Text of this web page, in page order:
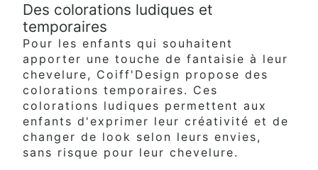
Des colorations ludiques et
temporaires
Pour les enfants qui souhaitent
apporter une touche de fantaisie à leur
chevelure, Coiff'Design propose des
colorations temporaires. Ces
colorations ludiques permettent aux
enfants d'exprimer leur créativité et de
changer de look selon leurs envies,
sans risque pour leur chevelure.